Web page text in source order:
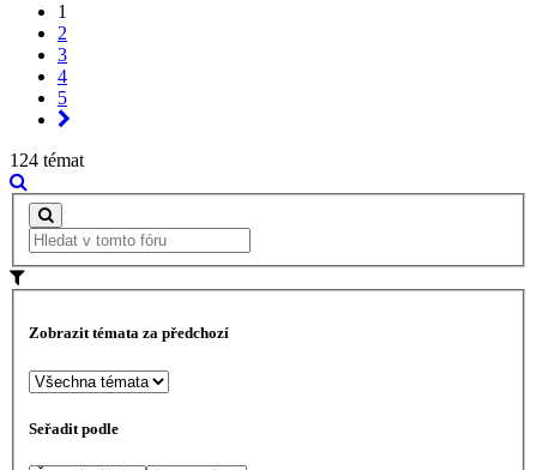
1
2
3
4
5
124 témat
Zobrazit témata za předchozí
Seřadit podle